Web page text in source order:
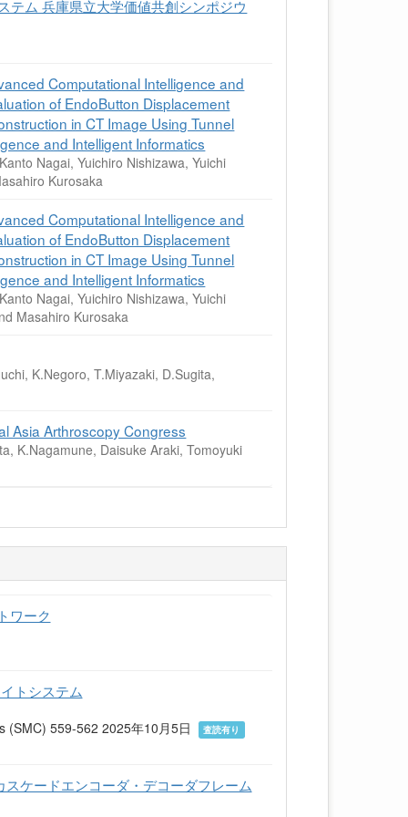
テム 兵庫県立大学価値共創シンポジウ
Computational Intelligence and
of EndoButton Displacement
in CT Image Using Tunnel
and Intelligent Informatics
Nagai, Yuichiro Nishizawa, Yuichi
Kurosaka
Computational Intelligence and
of EndoButton Displacement
in CT Image Using Tunnel
and Intelligent Informatics
Nagai, Yuichiro Nishizawa, Yuichi
Masahiro Kurosaka
K.Negoro, T.Miyazaki, D.Sugita,
Asia Arthroscopy Congress
K.Nagamune, Daisuke Araki, Tomoyuki
ワーク
トシステム
(SMC) 559-562 2025年10月5日
査読有り
ケードエンコーダ・デコーダフレーム